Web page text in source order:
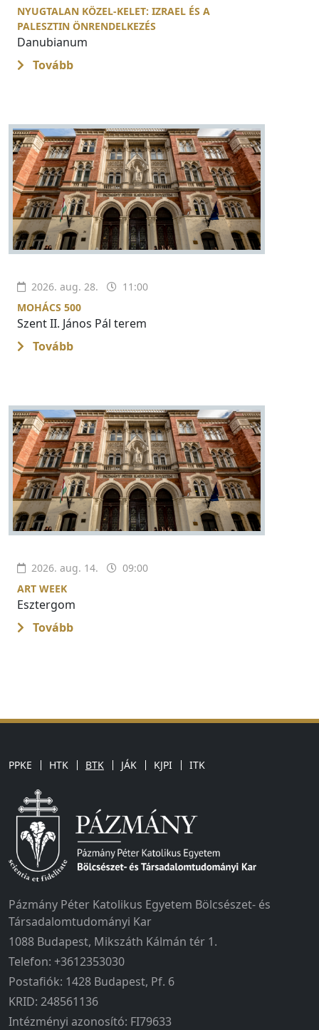
NYUGTALAN KÖZEL-KELET: IZRAEL ÉS A
PALESZTIN ÖNRENDELKEZÉS
Danubianum
Tovább
2026. aug. 28.
11:00
MOHÁCS 500
Szent II. János Pál terem
Tovább
2026. aug. 14.
09:00
ART WEEK
Esztergom
Tovább
PPKE HTK BTK JÁK KJPI ITK
Pázmány Péter Katolikus Egyetem Bölcsészet- és
Társadalomtudományi Kar
1088 Budapest, Mikszáth Kálmán tér 1.
Telefon: +3612353030
Postafiók: 1428 Budapest, Pf. 6
KRID: 248561136
Intézményi azonosító: FI79633